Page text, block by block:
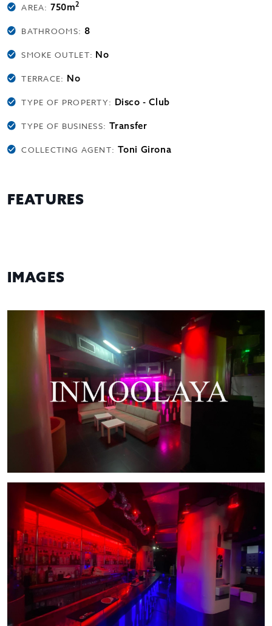
AREA:750m2
BATHROOMS: 8
SMOKE OUTLET: No
TERRACE: No
TYPE OF PROPERTY: Disco - Club
TYPE OF BUSINESS: Transfer
COLLECTING AGENT: Toni Girona
FEATURES
IMAGES